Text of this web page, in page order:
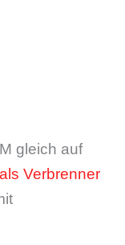
gleich auf
Verbrenner